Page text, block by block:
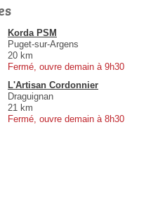
Korda PSM
Puget-sur-Argens
20 km
Fermé, ouvre demain à 9h30
L'Artisan Cordonnier
Draguignan
21 km
Fermé, ouvre demain à 8h30